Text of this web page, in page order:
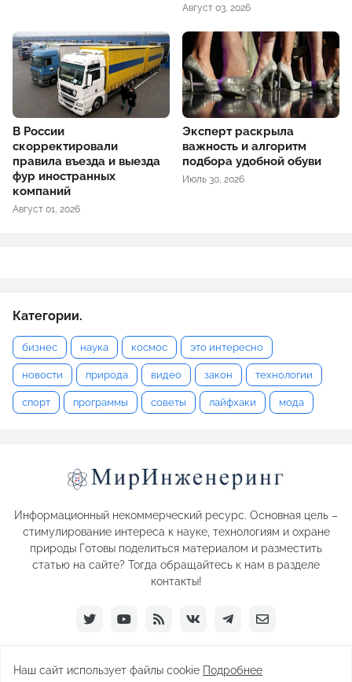
Август 03, 2026
В России
скорректировали
правила въезда и выезда
фур иностранных
компаний
Август 01, 2026
Эксперт раскрыла
важность и алгоритм
подбора удобной обуви
Июль 30, 2026
Категории.
бизнес наука космос это интересно
новости природа видео закон технологии
спорт программы советы лайфхаки мода
Информационный некоммерческий ресурс. Основная цель –
стимулирование интереса к науке, технологиям и охране
природы Готовы поделиться материалом и разместить
статью на сайте? Тогда обращайтесь к нам в разделе
контакты!
Наш сайт использует файлы cookie Подробнее